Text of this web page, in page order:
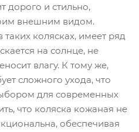
дорого и стильно,
внешним видом.
колясках, имеет ряд
на солнце, не
влагу. К тому же,
сложного ухода, что
для современных
что коляска кожаная не
обеспечивая